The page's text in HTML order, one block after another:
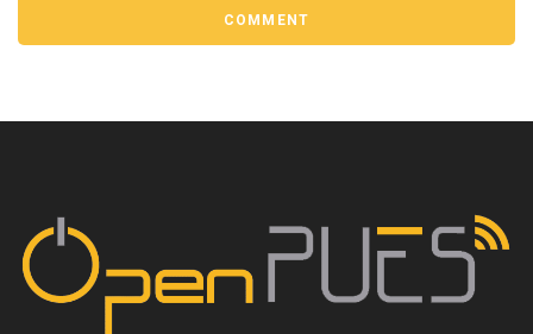
COMMENT